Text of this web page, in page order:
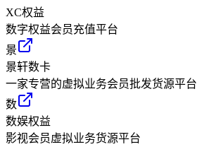
XC权益
数字权益会员充值平台
景
景轩数卡
一家专营的虚拟业务会员批发货源平台
数
数娱权益
影视会员虚拟业务货源平台